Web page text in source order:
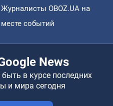
Журналисты OBOZ.UA на
месте событий
News
в курсе последних
и мира сегодня